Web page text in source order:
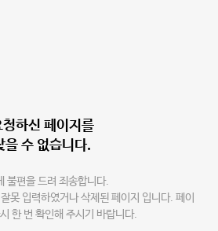
청하신 페이지를
을 수 없습니다.
불편을 드려 죄송합니다.
못 입력하였거나 삭제된 페이지 입니다. 페이
한 번 확인해 주시기 바랍니다.